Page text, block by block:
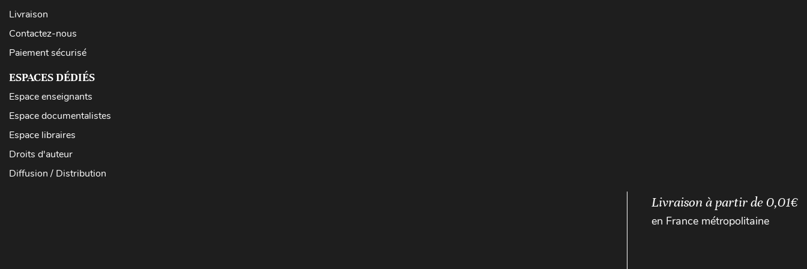
Livraison
Contactez-nous
Paiement sécurisé
ESPACES DÉDIÉS
Espace enseignants
Espace documentalistes
Espace libraires
Droits d'auteur
Diffusion / Distribution
Livraison à partir de 0,01€
en France métropolitaine